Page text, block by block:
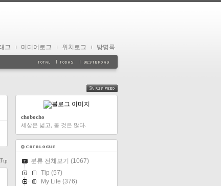
그 미디어로그 위치로그 방명록
FEED
chobocho
세상은 넓고, 볼 것은 많다.
분류 전체보기 (1067)
Tip (57)
My Life (376)